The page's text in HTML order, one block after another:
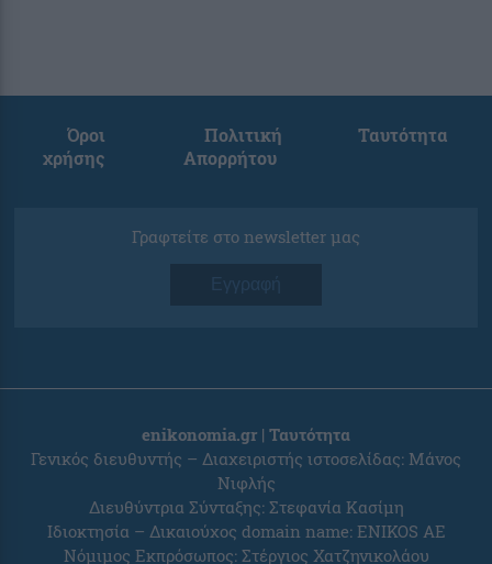
Όροι
χρήσης
Πολιτική
Απορρήτου
Ταυτότητα
Γραφτείτε στο newsletter μας
Εγγραφή
enikonomia.gr | Ταυτότητα
Γενικός διευθυντής – Διαχειριστής ιστοσελίδας: Μάνος
Νιφλής
Διευθύντρια Σύνταξης: Στεφανία Κασίμη
Ιδιοκτησία – Δικαιούχος domain name: ENIKOS AE
Νόμιμος Εκπρόσωπος: Στέργιος Χατζηνικολάου